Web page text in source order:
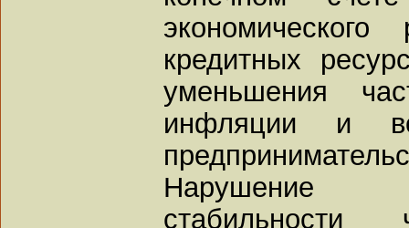
кредитных
уменьшения
инфляции и
Нарушение
стабильности